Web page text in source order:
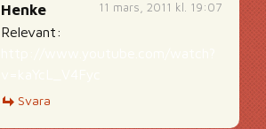
11 mars, 2011 kl. 19:07
Henke
Relevant:
Svara